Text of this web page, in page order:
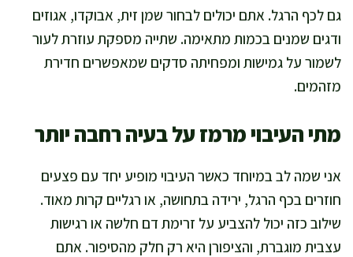
גם לכף הרגל. אתם יכולים לבחור שמן זית, אבוקדו, אגוזים
ודגים שמנים בכמות מתאימה. שתייה מספקת עוזרת לעור
לשמור על גמישות ומפחיתה סדקים שמאפשרים חדירת
מזהמים.
מתי העיבוי מרמז על בעיה רחבה יותר
אני שמה לב במיוחד כאשר העיבוי מופיע יחד עם פצעים
חוזרים בכף הרגל, ירידה בתחושה, או רגליים קרות מאוד.
שילוב כזה יכול להצביע על זרימת דם חלשה או רגישות
עצבית מוגברת, והציפורן היא רק חלק מהסיפור. אתם